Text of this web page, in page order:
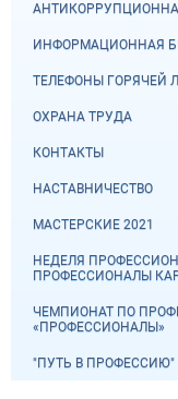
ИНФОРМАЦИОННАЯ
ТЕЛЕФОНЫ ГОРЯЧЕЙ
ОХРАНА ТРУДА
КОНТАКТЫ
НАСТАВНИЧЕСТВО
МАСТЕРСКИЕ 2021
НЕДЕЛЯ
ПРОФЕССИОНАЛЫ
ЧЕМПИОНАТ ПО
«ПРОФЕССИОНАЛЫ»
"ПУТЬ В ПРОФЕССИЮ"